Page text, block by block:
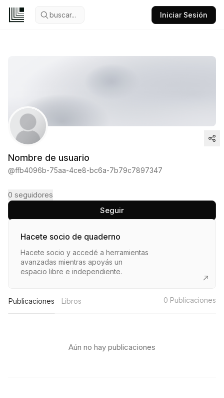
buscar... Iniciar Sesión
Nombre de usuario
@ffb4096b-75aa-4ce8-bc6a-7b79c7897347
0 seguidores
Seguir
Hacete socio de quaderno
Hacete socio y accedé a herramientas
avanzadas mientras apoyás un
espacio libre e independiente.
Publicaciones Libros 0 Publicaciones
Aún no hay publicaciones